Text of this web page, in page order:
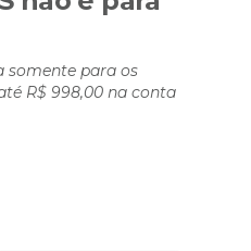
somente para os
R$ 998,00 na conta